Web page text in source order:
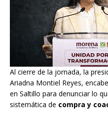
Al cierre de la jornada, la
Ariadna Montiel Reyes,
en Saltillo para denunciar lo
sistemática de compra y